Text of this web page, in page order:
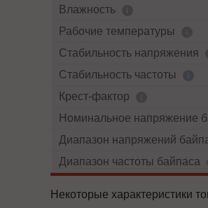
Влажность
Рабочие температуры
Cтабильность напряжения
Стабильность частоты
Крест-фактор
Номинальное напряжение
Диапазон напряжений
Диапазон частоты байпаса
Некоторые характеристики